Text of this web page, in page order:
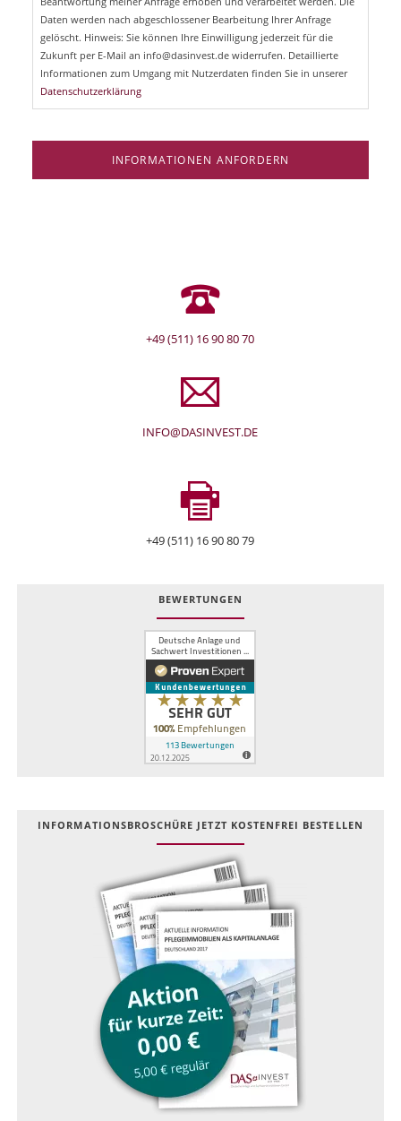
Daten werden nach abgeschlossener Bearbeitung Ihrer Anfrage
gelöscht. Hinweis: Sie können Ihre Einwilligung jederzeit für die
Zukunft per E-Mail an info@dasinvest.de widerrufen. Detaillierte
Informationen zum Umgang mit Nutzerdaten finden Sie in unserer
Datenschutzerklärung
INFORMATIONEN ANFORDERN
+49 (511) 16 90 80 70
INFO@DASINVEST.DE
+49 (511) 16 90 80 79
BEWERTUNGEN
INFOR­MATIONS­BROSCHÜRE JETZT KOSTEN­FREI BESTELLEN